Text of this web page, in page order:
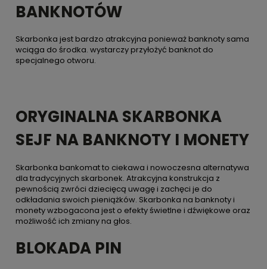
BANKNOTÓW
Skarbonka jest bardzo atrakcyjna ponieważ banknoty sama
wciąga do środka. wystarczy przyłożyć banknot do
specjalnego otworu.
ORYGINALNA SKARBONKA
SEJF NA BANKNOTY I MONETY
Skarbonka bankomat to ciekawa i nowoczesna alternatywa
dla tradycyjnych skarbonek. Atrakcyjna konstrukcja z
pewnością zwróci dziecięcą uwagę i zachęci je do
odkładania swoich pieniążków. Skarbonka na banknoty i
monety wzbogacona jest o efekty świetlne i dźwiękowe oraz
możliwość ich zmiany na głos.
BLOKADA PIN